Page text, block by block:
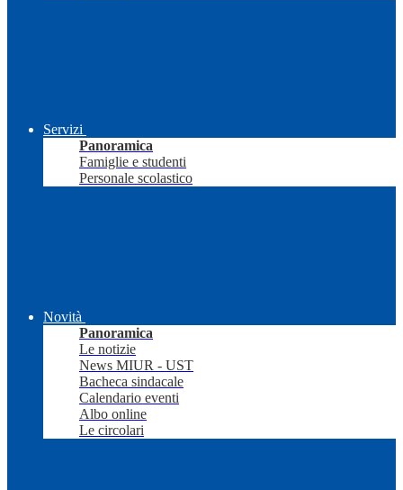
Servizi
Panoramica
Famiglie e studenti
Personale scolastico
Novità
Panoramica
Le notizie
News MIUR - UST
Bacheca sindacale
Calendario eventi
Albo online
Le circolari